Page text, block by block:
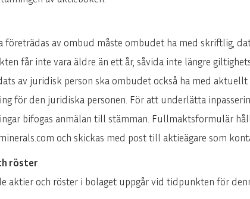
företrädas av ombud måste ombudet ha med skriftlig,
får inte vara äldre än ett år, såvida inte längre
av juridisk person ska ombudet också ha med aktuellt
för den juridiska personen. För att underlätta
bifogas anmälan till stämman. Fullmaktsformulär
och skickas med post till aktieägare som
röster
aktier och röster i bolaget uppgår vid tidpunkten för